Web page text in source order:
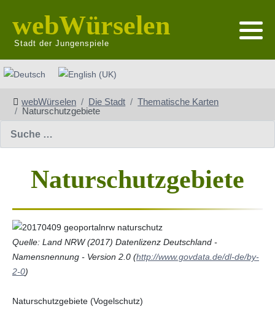
webWürselen
Stadt der Jungenspiele
Sprache auswählen
webWürselen Die Stadt
Thematische Karten
Naturschutzgebiete
Naturschutzgebiete
Quelle: Land NRW (2017) Datenlizenz Deutschland -
Namensnennung - Version 2.0 (http://www.govdata.de/dl-de/by-
2-0)
Naturschutzgebiete (Vogelschutz)